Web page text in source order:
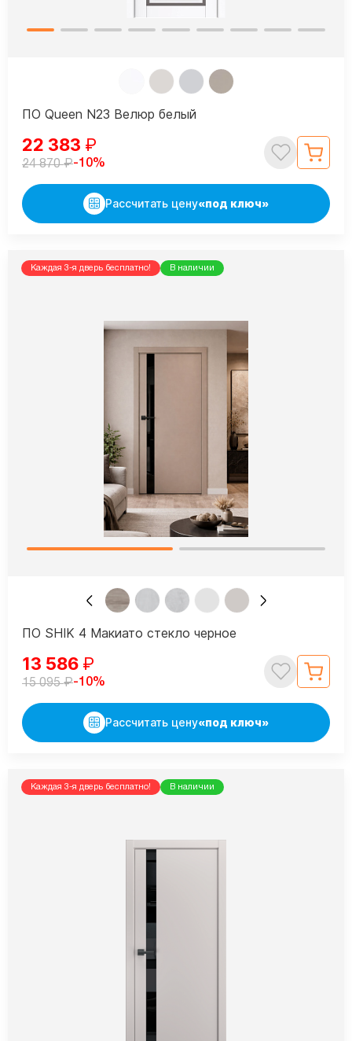
ПО Queen N23 Велюр белый
22 383 ₽
24 870₽-10%
Рассчитать цену«под ключ»
Каждая 3-я дверь бесплатно! В наличии
ПО SHIK 4 Макиато стекло черное
13 586 ₽
15 095₽-10%
Рассчитать цену«под ключ»
Каждая 3-я дверь бесплатно! В наличии